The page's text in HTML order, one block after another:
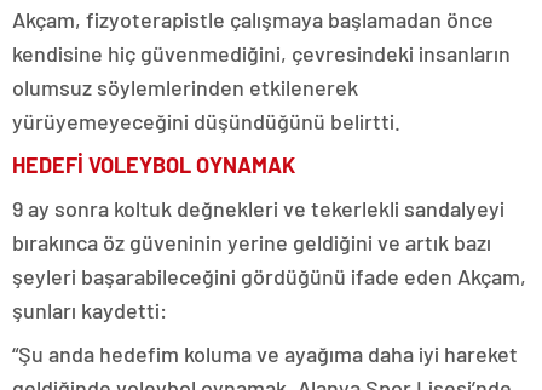
Akçam, fizyoterapistle çalışmaya başlamadan önce
kendisine hiç güvenmediğini, çevresindeki insanların
olumsuz söylemlerinden etkilenerek
yürüyemeyeceğini düşündüğünü belirtti.
HEDEFİ VOLEYBOL OYNAMAK
9 ay sonra koltuk değnekleri ve tekerlekli sandalyeyi
bırakınca öz güveninin yerine geldiğini ve artık bazı
şeyleri başarabileceğini gördüğünü ifade eden Akçam,
şunları kaydetti:
“Şu anda hedefim koluma ve ayağıma daha iyi hareket